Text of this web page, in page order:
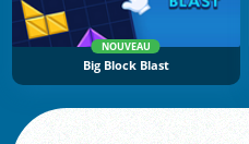
NOUVEAU
Big Block Blast